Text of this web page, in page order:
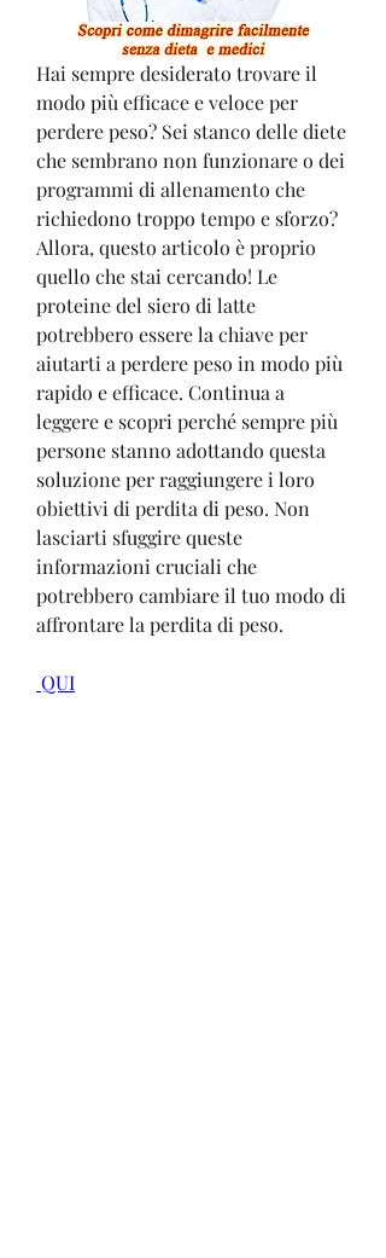
Hai sempre desiderato trovare il
modo più efficace e veloce per
perdere peso? Sei stanco delle diete
che sembrano non funzionare o dei
programmi di allenamento che
richiedono troppo tempo e sforzo?
Allora, questo articolo è proprio
quello che stai cercando! Le
proteine ​​del siero di latte
potrebbero essere la chiave per
aiutarti a perdere peso in modo più
rapido e efficace. Continua a
leggere e scopri perché sempre più
persone stanno adottando questa
soluzione per raggiungere i loro
obiettivi di perdita di peso. Non
lasciarti sfuggire queste
informazioni cruciali che
potrebbero cambiare il tuo modo di
affrontare la perdita di peso.
QUI